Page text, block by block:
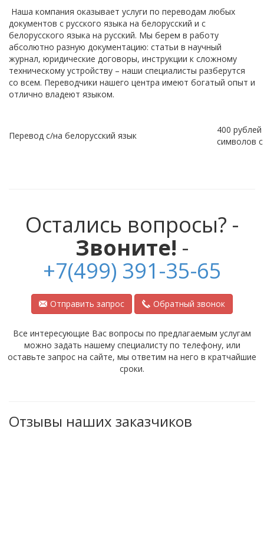
Наша компания оказывает услуги по переводам любых
документов с русского языка на белорусский и с
белорусского языка на русский. Мы берем в работу
абсолютно разную документацию: статьи в научный
журнал, юридические договоры, инструкции к сложному
техническому устройству – наши специалисты разберутся
со всем. Переводчики нашего центра имеют богатый опыт и
отлично владеют языком.
Перевод с/на белорусский язык
400
символов
Остались вопросы? -
Звоните! -
+7(499) 391-35-65
Отправить запрос Обратный звонок
Все интересующие Вас вопросы по предлагаемым услугам
можно задать нашему специалисту по телефону, или
оставьте запрос на сайте, мы ответим на него в кратчайшие
сроки.
Отзывы наших заказчиков